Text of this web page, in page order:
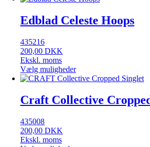
Edblad Celeste Hoops
435216
200,00 DKK
Ekskl. moms
Vælg muligheder
Craft Collective
435008
200,00 DKK
Ekskl. moms